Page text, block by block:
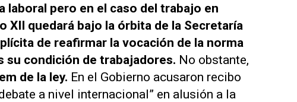
laboral pero en el caso del trabajo en
XII quedará bajo la órbita de la Secretaría
de reafirmar la vocación de la norma
su condición de trabajadores. No obstante,
de la ley. En el Gobierno acusaron recibo
a nivel internacional” en alusión a la